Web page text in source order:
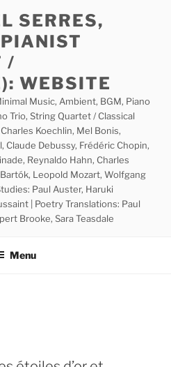
SERRES,
/
WEBSITE
Music, Ambient, BGM, Piano
Trio, String Quartet / Classical
Koechlin, Mel Bonis,
Claude Debussy, Frédéric Chopin,
Reynaldo Hahn, Charles
Leopold Mozart, Wolfgang
Paul Auster, Haruki
| Poetry Translations: Paul
Brooke, Sara Teasdale
Menu